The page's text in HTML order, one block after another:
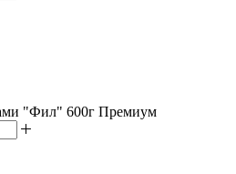
"Фил" 600г Премиум